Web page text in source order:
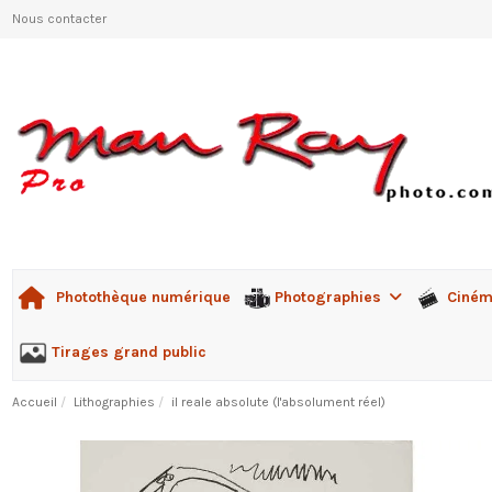
Nous contacter
Photothèque numérique Photographies
Tirages grand public
Accueil Lithographies il reale absolute (l'absolument réel)